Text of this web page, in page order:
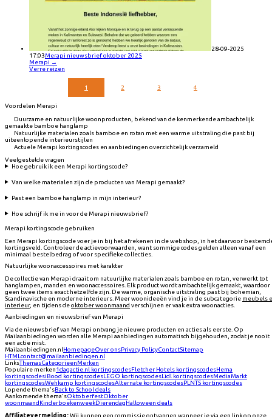
28-09-2025
17:03Merapi nieuwsbrief oktober 2025
Merapi →
Verre reizen
1 2 3 4
Voordelen Merapi
Duurzame en natuurlijke woonproducten, bekend van de kenmerkende ambachtelijk
gemaakte bamboe hanglamp
Natuurlijke materialen zoals bamboe en rotan met een warme uitstraling die past bij
uiteenlopende interieurstijlen
Actuele Merapi kortingscodes en aanbiedingen overzichtelijk verzameld
Veelgestelde vragen
Hoe gebruik ik een Merapi kortingscode?
Van welke materialen zijn de producten van Merapi gemaakt?
Past een bamboe hanglamp in mijn interieur?
Hoe schrijf ik me in voor de Merapi nieuwsbrief?
Merapi kortingscode gebruiken
Een Merapi kortingscode voer je in bij het afrekenen in de webshop, in het daarvoor
kortingsveld. Controleer de actievoorwaarden, want sommige codes gelden alleen vanaf een
minimaal bestelbedrag of voor specifieke collecties.
Natuurlijke woonaccessoires met karakter
De collectie van Merapi draait om natuurlijke materialen zoals bamboe en rotan, verwerkt tot
hanglampen, manden en woonaccessoires. Elk product wordt ambachtelijk gemaakt, waardoor
geen twee items exact hetzelfde zijn. De warme, organische uitstraling past bij bohemian,
Scandinavische en moderne interieurs. Meer woonideeën vind je in de subcategorie meubels
interieur, en tijdens deoktober woonmaand verschijnen er vaak extra woonacties.
Aanbiedingen en nieuwsbrief van Merapi
Via de nieuwsbrief van Merapi ontvang je nieuwe producten en acties als eerste. Op
Mailaanbiedingen worden alle Merapi aanbiedingen automatisch bijgehouden, zodat je nooit
een actie mist.
Mailaanbiedingen.nlHomepageOver onsPrivacy PolicyContactSitemap
HTMLcontact@mailaanbiedingen.nl
LinksThemasCategorieenMerken
Populaire merken1dagactie.nl kortingscodesFletcher Hotels kortingscodesHema
kortingscodesiBood kortingscodesLEGO kortingscodesLidl kortingscodesMediaMarkt
kortingscodesWehkamp kortingscodesAlternate kortingscodesPLNTS kortingscodes
Lopende thema'sBack to School deals
Aankomende thema'sOktoberfestOktober
woonmaand KinderboekenweekDierendag Halloween deals